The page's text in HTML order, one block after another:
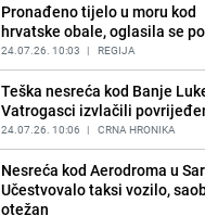
Tajna savršenog
ajvara: Stari recept za kremast
bogat okus
PRIJE 2 DANA | RECEPTI
Kako izgleda travnjak stadiona
Koševo nakon tri koncerta
Merlina
PRIJE 3 DANA | FOTO
Pronađeno tijelo u moru kod
hrvatske obale, oglasila se
24.07.26. 10:03 | REGIJA
Teška nesreća kod Banje
Vatrogasci izvlačili
24.07.26. 10:06 | CRNA HRONIKA
Nesreća kod Aerodroma u
Učestvovalo taksi vozilo,
otežan